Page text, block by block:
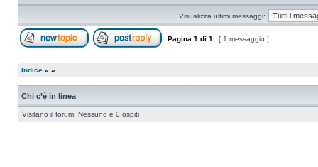
Visualizza ultimi messaggi:
Pagina 1 di 1 [ 1 messaggio ]
Indice » »
Chi c’è in linea
Visitano il forum: Nessuno e 0 ospiti